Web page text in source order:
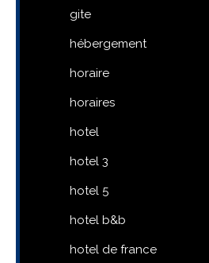
gite
hébergement
horaire
horaires
hotel
hotel 3
hotel 5
hotel b&b
hotel de france